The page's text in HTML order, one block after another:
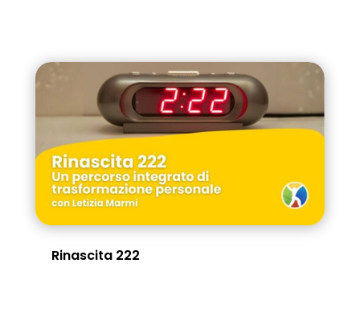
Rinascita 222